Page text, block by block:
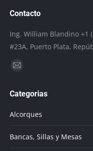
Contacto
Ing. William Blandino +1
#23A, Puerto Plata,
Encuéntranos en:
Mail
opens
new
window
Categorias
Alcorques
Bancas, Sillas y Mesas